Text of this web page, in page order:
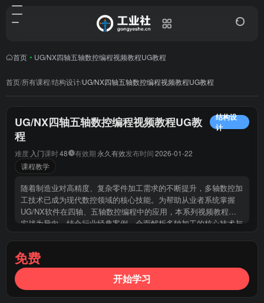
首页 • UG/NX四轴五轴数控编程视频教程UG教程
首页/所有课程/结构设计/UG/NX四轴五轴数控编程视频教程UG教程
UG/NX四轴五轴数控编程视频教程UG教
程
结构设
计
难度 入门课时48 有效期 永久有效发布时间2026-01-22
课程教学
随着制造业对高精度、复杂零件加工需求的不断提升，多轴数控加
工技术已成为现代数控领域的核心技能。为帮助从业者系统掌握
UG/NX软件在四轴、五轴数控编程中的应用，本系列视频教程以
实战为导向，结合行业经典案例，全面解析多轴加工的核心技术与
操作流程，助力学员快速提升专业技能，胜任高附加值岗位需求。
免费
开始学习